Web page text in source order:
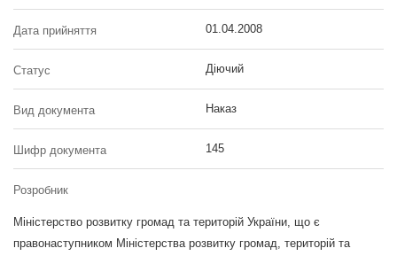
Дата прийняття 01.04.2008
Статус Діючий
Вид документа Наказ
Шифр документа 145
Розробник
Міністерство розвитку громад та територій України, що є
правонаступником Міністерства розвитку громад, територій та